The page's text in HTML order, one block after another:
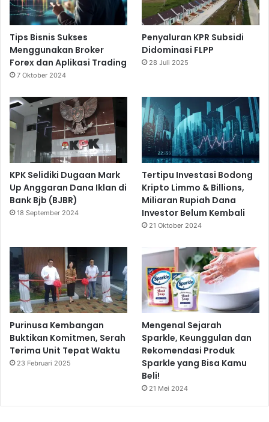
Tips Bisnis Sukses
Menggunakan Broker
Forex dan Aplikasi Trading
7 Oktober 2024
Penyaluran KPR Subsidi
Didominasi FLPP
28 Juli 2025
KPK Selidiki Dugaan Mark
Up Anggaran Dana Iklan di
Bank Bjb (BJBR)
18 September 2024
Tertipu Investasi Bodong
Kripto Limmo & Billions,
Miliaran Rupiah Dana
Investor Belum Kembali
21 Oktober 2024
Purinusa Kembangan
Buktikan Komitmen, Serah
Terima Unit Tepat Waktu
23 Februari 2025
Mengenal Sejarah
Sparkle, Keunggulan dan
Rekomendasi Produk
Sparkle yang Bisa Kamu
Beli!
21 Mei 2024